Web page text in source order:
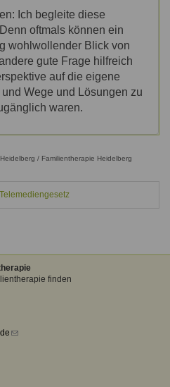
Ich begleite diese
oftmals können ein
wohlwollender Blick von
gute Frage hilfreich
auf die eigene
Wege und Lösungen zu
waren.
/ Familientherapie Heidelberg
finden
(link